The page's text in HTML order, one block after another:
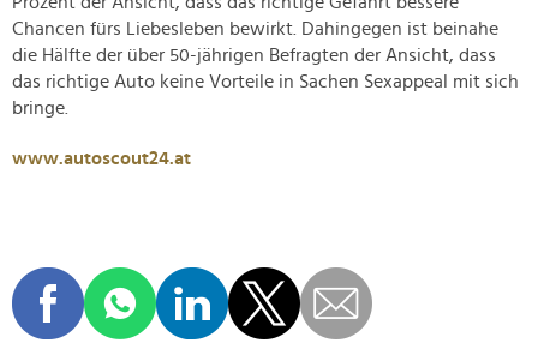
Chancen fürs Liebesleben bewirkt. Dahingegen ist beinahe
die Hälfte der über 50-jährigen Befragten der Ansicht, dass
das richtige Auto keine Vorteile in Sachen Sexappeal mit sich
bringe.
www.autoscout24.at